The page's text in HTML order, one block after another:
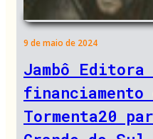
9 de maio de 2024
Jambô Editora
Tormenta20